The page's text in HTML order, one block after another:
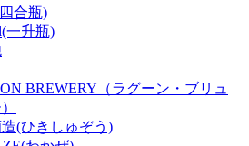
合瓶)
一升瓶)
BREWERY（ラグーン・ブリュ
(ひきしゅぞう)